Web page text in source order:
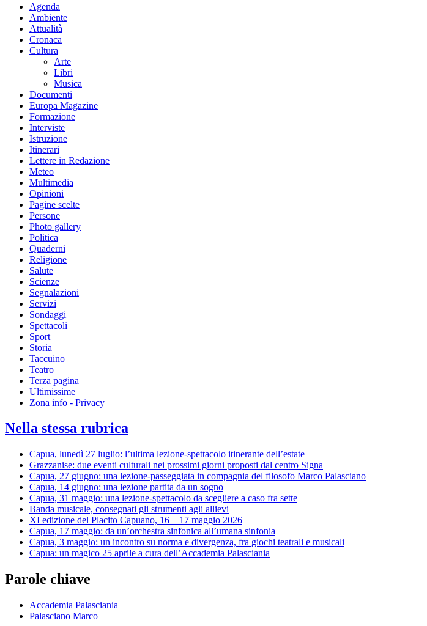
Agenda
Ambiente
Attualità
Cronaca
Cultura
Arte
Libri
Musica
Documenti
Europa Magazine
Formazione
Interviste
Istruzione
Itinerari
Lettere in Redazione
Meteo
Multimedia
Opinioni
Pagine scelte
Persone
Photo gallery
Politica
Quaderni
Religione
Salute
Scienze
Segnalazioni
Servizi
Sondaggi
Spettacoli
Sport
Storia
Taccuino
Teatro
Terza pagina
Ultimissime
Zona info - Privacy
Nella stessa rubrica
Capua, lunedì 27 luglio: l’ultima lezione-spettacolo itinerante dell’estate
Grazzanise: due eventi culturali nei prossimi giorni proposti dal centro Signa
Capua, 27 giugno: una lezione-passeggiata in compagnia del filosofo Marco Palasciano
Capua, 14 giugno: una lezione partita da un sogno
Capua, 31 maggio: una lezione-spettacolo da scegliere a caso fra sette
Banda musicale, consegnati gli strumenti agli allievi
XI edizione del Placito Capuano, 16 – 17 maggio 2026
Capua, 17 maggio: da un’orchestra sinfonica all’umana sinfonia
Capua, 3 maggio: un incontro su norma e divergenza, fra giochi teatrali e musicali
Capua: un magico 25 aprile a cura dell’Accademia Palasciania
Parole chiave
Accademia Palasciania
Palasciano Marco